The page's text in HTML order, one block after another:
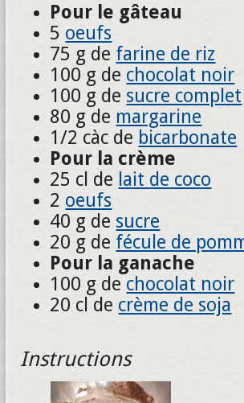
Pour le gâteau
5 oeufs
75 g de farine de riz
100 g de chocolat noir
100 g de sucre complet
80 g de margarine
1/2 càc de bicarbonate
Pour la crème
25 cl de lait de coco
2 oeufs
40 g de sucre
20 g de fécule de
Pour la ganache
100 g de chocolat noir
20 cl de crème de soja
Instructions